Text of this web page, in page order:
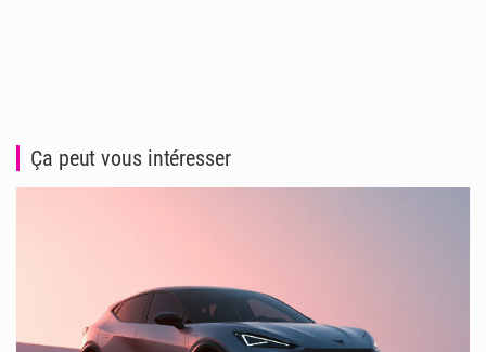
Ça peut vous intéresser